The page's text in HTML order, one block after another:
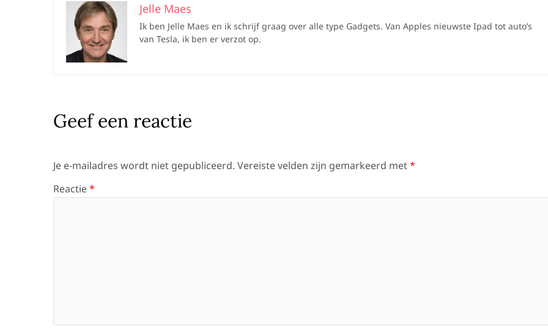
Jelle Maes
Ik ben Jelle Maes en ik schrijf graag over alle type Gadgets. Van Apples nieuwste Ipad tot auto’s
van Tesla, ik ben er verzot op.
Geef een reactie
Je e-mailadres wordt niet gepubliceerd. Vereiste velden zijn gemarkeerd met*
Reactie*